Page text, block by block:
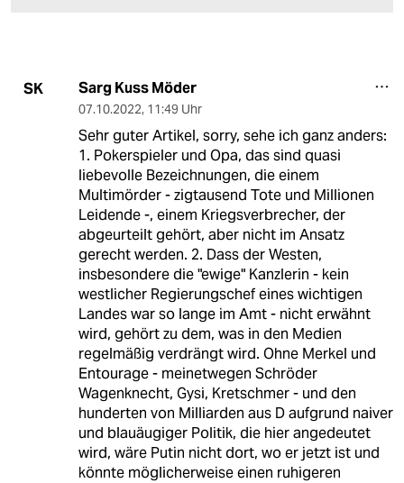
SK Sarg Kuss Möder
07.10.2022, 11:49 Uhr
Sehr guter Artikel, sorry, sehe ich ganz anders:
1. Pokerspieler und Opa, das sind quasi
liebevolle Bezeichnungen, die einem
Multimörder - zigtausend Tote und Millionen
Leidende -, einem Kriegsverbrecher, der
abgeurteilt gehört, aber nicht im Ansatz
gerecht werden. 2. Dass der Westen,
insbesondere die "ewige" Kanzlerin - kein
westlicher Regierungschef eines wichtigen
Landes war so lange im Amt - nicht erwähnt
wird, gehört zu dem, was in den Medien
regelmäßig verdrängt wird. Ohne Merkel und
Entourage - meinetwegen Schröder
Wagenknecht, Gysi, Kretschmer - und den
hunderten von Milliarden aus D aufgrund naiver
und blauäugiger Politik, die hier angedeutet
wird, wäre Putin nicht dort, wo er jetzt ist und
könnte möglicherweise einen ruhigeren